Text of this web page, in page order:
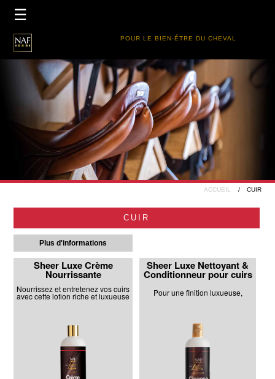
×
PRODUITS
GUIDE DES PRODUITS
REVENDEURS
FIVE STAR CLUB
☰
POUR LE BIEN-ÉTRE DU CHEVAL
ACCUEIL CUIR
CUIR
Plus d'informations
Sheer Luxe Crème
Nourrissante
Sheer Luxe Nettoyant &
Conditionneur pour cuirs
Nourrissez et entretenez vos cuirs
avec cette lotion riche et luxueuse Pour une finition luxueuse,